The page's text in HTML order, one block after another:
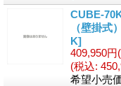
CUBE-
（壁掛式
K]
409,950円
(税込:
希望小売